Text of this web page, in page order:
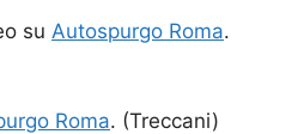
su Autospurgo Roma.
Roma. (Treccani)